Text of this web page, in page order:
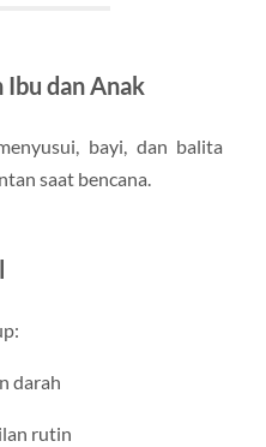
Ibu dan Anak
bayi, dan balita
saat bencana.
darah
rutin